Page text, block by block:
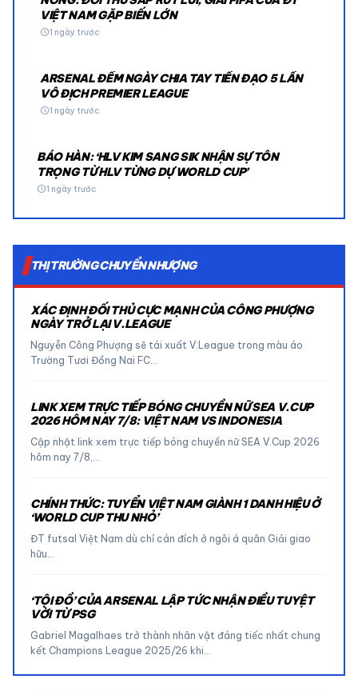
VIỆT NAM GẶP BIẾN LỚN
schedule1 ngày trước
ARSENAL ĐẾM NGÀY CHIA TAY TIỀN ĐẠO 5 LẦN
VÔ ĐỊCH PREMIER LEAGUE
schedule1 ngày trước
BÁO HÀN: ‘HLV KIM SANG SIK NHẬN SỰ TÔN
TRỌNG TỪ HLV TỪNG DỰ WORLD CUP’
schedule1 ngày trước
THỊ TRƯỜNG CHUYỂN NHƯỢNG
XÁC ĐỊNH ĐỐI THỦ CỰC MẠNH CỦA CÔNG PHƯỢNG
NGÀY TRỞ LẠI V.LEAGUE
Nguyễn Công Phượng sẽ tái xuất V.League trong màu áo
Trường Tươi Đồng Nai FC…
LINK XEM TRỰC TIẾP BÓNG CHUYỀN NỮ SEA V.CUP
2026 HÔM NAY 7/8: VIỆT NAM VS INDONESIA
Cập nhật link xem trực tiếp bóng chuyền nữ SEA V.Cup 2026
hôm nay 7/8,…
CHÍNH THỨC: TUYỂN VIỆT NAM GIÀNH 1 DANH HIỆU Ở
‘WORLD CUP THU NHỎ’
ĐT futsal Việt Nam dù chỉ cán đích ở ngôi á quân Giải giao
hữu…
‘TỘI ĐỒ’ CỦA ARSENAL LẬP TỨC NHẬN ĐIỀU TUYỆT
VỜI TỪ PSG
Gabriel Magalhaes trở thành nhân vật đáng tiếc nhất chung
kết Champions League 2025/26 khi…